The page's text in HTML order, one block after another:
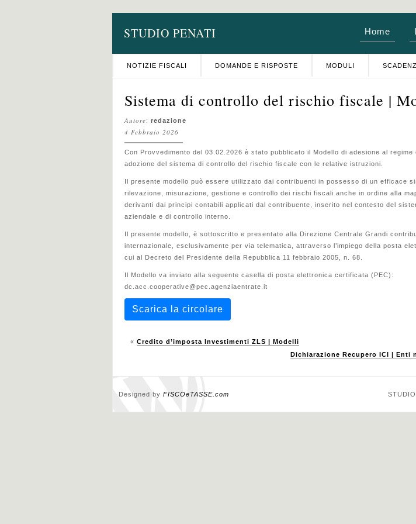
STUDIO PENATI Home
NOTIZIE FISCALI DOMANDE E RISPOSTE MODULI
Sistema di controllo del rischio fiscale |
Autore: redazione
4 Febbraio 2026
Con Provvedimento del 03.02.2026 è stato pubblicato il Modello di adesione al regime
adozione del sistema di controllo del rischio fiscale con le relative istruzioni.
Il presente modello può essere utilizzato dai contribuenti in possesso di un efficace
rilevazione, misurazione, gestione e controllo dei rischi fiscali anche in ordine alla
derivanti dai principi contabili applicati dal contribuente, inserito nel contesto del
aziendale e di controllo interno.
Il presente modello, è sottoscritto e presentato alla Direzione Centrale Grandi
internazionale, esclusivamente per via telematica, attraverso l’impiego della posta
cui al Decreto del Presidente della Repubblica 11 febbraio 2005, n. 68.
Il Modello va inviato alla seguente casella di posta elettronica certificata (PEC):
dc.acc.cooperative@pec.agenziaentrate.it
Scarica la circolare
« Credito d’imposta Investimenti ZLS | Modelli
Dichiarazione Recupero ICI | Enti
Designed by FISCOeTASSE.com